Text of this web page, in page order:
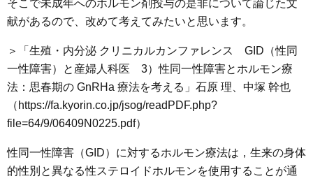
そこで未成年へのホルモン剤投与の是非について論じた文
献があるので、改めて考えてみたいと思います。
＞「生殖・内分泌 クリニカルカンファレンス GID（性同
一性障害）と産婦人科医 3）性同一性障害とホルモン療
法：思春期の GnRHa 療法を考える」石原 理、中塚 幹也
（https://fa.kyorin.co.jp/jsog/readPDF.php?
file=64/9/06409N0225.pdf）
性同一性障害（GID）に対するホルモン療法は，生来の身体
的性別と異なる性ステロイドホルモンを使用することが通